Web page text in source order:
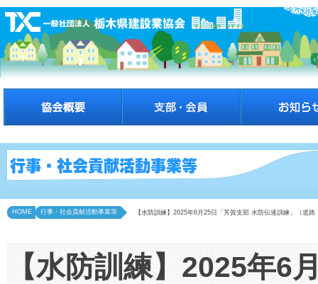
HOME 行事・社会貢献活動事業等 【水防訓練】2025年6月25日「芳賀支部 水防伝達訓練」（道
【水防訓練】2025年6